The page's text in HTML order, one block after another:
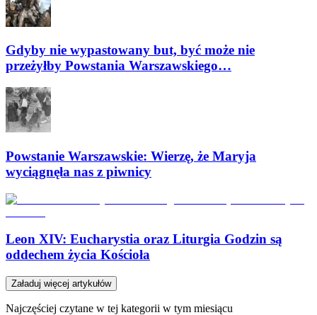
Gdyby nie wypastowany but, być może nie
przeżyłby Powstania Warszawskiego…
Powstanie Warszawskie: Wierzę, że Maryja
wyciągnęła nas z piwnicy
Leon XIV: Eucharystia oraz Liturgia Godzin są
oddechem życia Kościoła
Załaduj więcej artykułów
Najczęściej czytane w tej kategorii w tym miesiącu